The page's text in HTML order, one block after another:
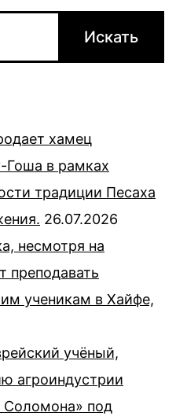
хамец
Гоша в рамках
традиции Песаха
26.07.2026
несмотря на
преподавать
ученикам в Хайфе,
учёный,
агроиндустрии
Соломона» под